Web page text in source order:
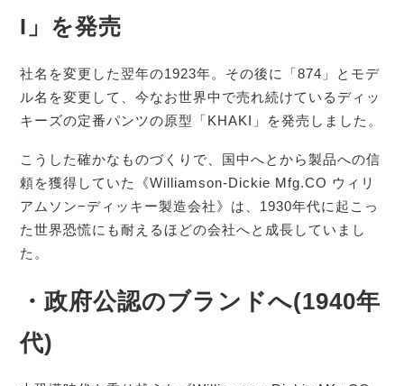
I」を発売
社名を変更した翌年の1923年。その後に「874」とモデ
ル名を変更して、今なお世界中で売れ続けているディッ
キーズの定番パンツの原型「KHAKI」を発売しました。
こうした確かなものづくりで、国中へとから製品への信
頼を獲得していた《Williamson-Dickie Mfg.CO ウィリ
アムソン−ディッキー製造会社》は、1930年代に起こっ
た世界恐慌にも耐えるほどの会社へと成長していまし
た。
・政府公認のブランドへ(1940年
代)